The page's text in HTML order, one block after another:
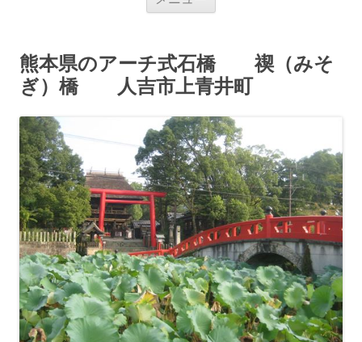
キ
ッ
プ
熊本県のアーチ式石橋 禊（みそ
ぎ）橋 人吉市上青井町